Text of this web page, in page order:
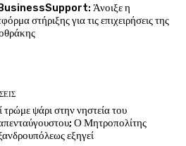
Άνοιξε η
στήριξης για τις επιχειρήσεις της
τρώμε ψάρι στην νηστεία του
Ο Μητροπολίτης
εξηγεί